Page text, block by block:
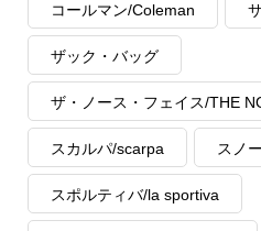
コールマン/Coleman
ザック・バッグ
ザ・ノース・フェイス/THE
スカルパ/scarpa スノ
スポルティバ/la sportiva